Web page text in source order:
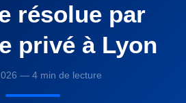
résolue par
privé à Lyon
— 4 min de lecture